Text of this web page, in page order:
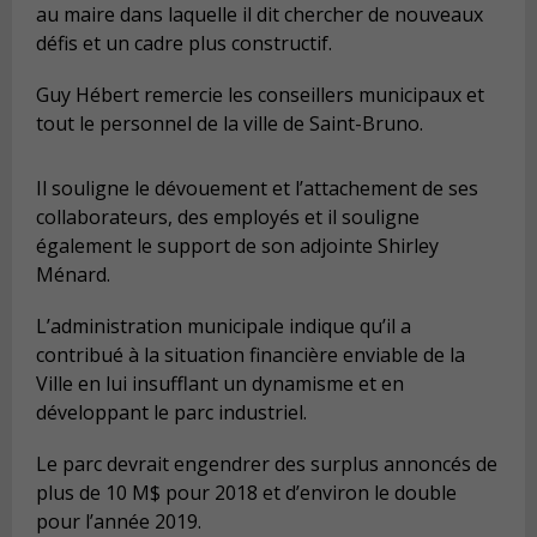
au maire dans laquelle il dit chercher de nouveaux
défis et un cadre plus constructif.
Guy Hébert remercie les conseillers municipaux et
tout le personnel de la ville de Saint-Bruno.
Il souligne le dévouement et l’attachement de ses
collaborateurs, des employés et il souligne
également le support de son adjointe Shirley
Ménard.
L’administration municipale indique qu’il a
contribué à la situation financière enviable de la
Ville en lui insufflant un dynamisme et en
développant le parc industriel.
Le parc devrait engendrer des surplus annoncés de
plus de 10 M$ pour 2018 et d’environ le double
pour l’année 2019.